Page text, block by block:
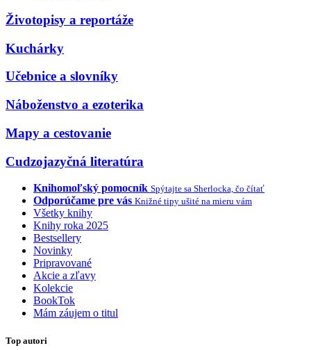
Životopisy a reportáže
Kuchárky
Učebnice a slovníky
Náboženstvo a ezoterika
Mapy a cestovanie
Cudzojazyčná literatúra
Knihomoľský pomocník Spýtajte sa Sherlocka, čo čítať
Odporúčame pre vás Knižné tipy ušité na mieru vám
Všetky knihy
Knihy roka 2025
Bestsellery
Novinky
Pripravované
Akcie a zľavy
Kolekcie
BookTok
Mám záujem o titul
Top autori